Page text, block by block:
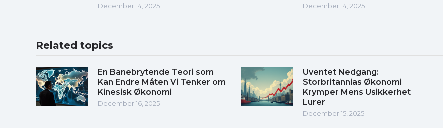
December 14, 2025 December 14, 2025
Related topics
En Banebrytende Teori som
Kan Endre Måten Vi Tenker om
Kinesisk Økonomi
December 16, 2025
Uventet Nedgang:
Storbritannias Økonomi
Krymper Mens Usikkerhet
Lurer
December 15, 2025